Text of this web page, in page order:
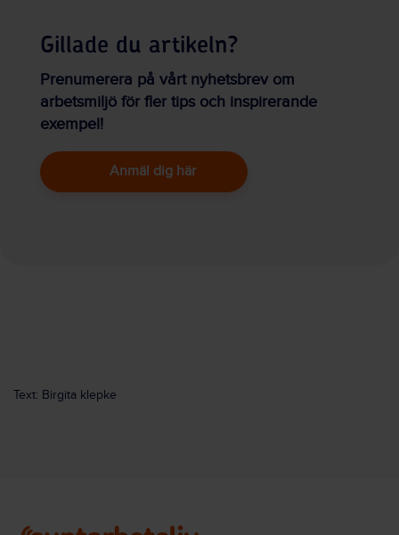
Gillade du artikeln?
Prenumerera på vårt nyhetsbrev om
arbetsmiljö för fler tips och inspirerande
exempel!
Anmäl dig här
Text: Birgita klepke